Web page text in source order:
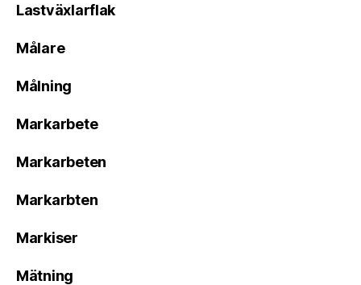
Lastväxlarflak
Målare
Målning
Markarbete
Markarbeten
Markarbten
Markiser
Mätning